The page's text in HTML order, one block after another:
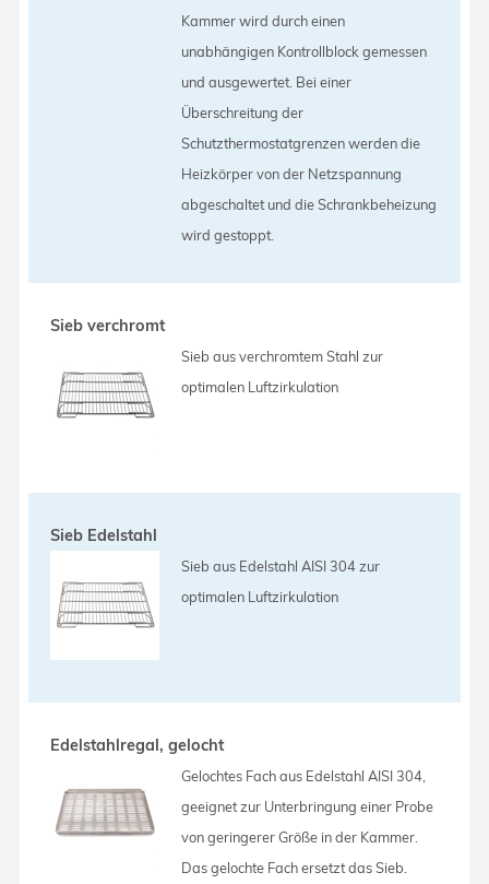
Kammer wird durch einen
unabhängigen Kontrollblock gemessen
und ausgewertet. Bei einer
Überschreitung der
Schutzthermostatgrenzen werden die
Heizkörper von der Netzspannung
abgeschaltet und die Schrankbeheizung
wird gestoppt.
Sieb verchromt
Sieb aus verchromtem Stahl zur
optimalen Luftzirkulation
Sieb Edelstahl
Sieb aus Edelstahl AISI 304 zur
optimalen Luftzirkulation
Edelstahlregal, gelocht
Gelochtes Fach aus Edelstahl AISI 304,
geeignet zur Unterbringung einer Probe
von geringerer Größe in der Kammer.
Das gelochte Fach ersetzt das Sieb.